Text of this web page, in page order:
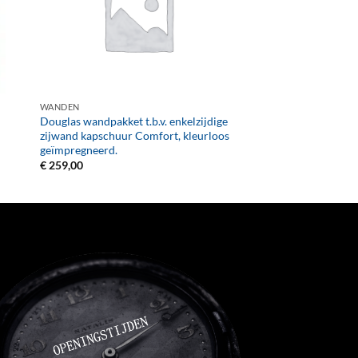
WANDEN
Douglas wandpakket t.b.v. enkelzijdige
zijwand kapschuur Comfort, kleurloos
geïmpregneerd.
€259,00